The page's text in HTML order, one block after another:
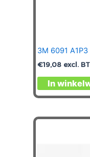
3M 6091
€19,08 excl.
In